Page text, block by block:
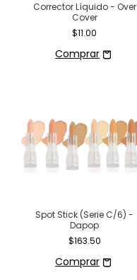
Corrector Líquido - Over
Cover
$11.00
Spot Stick (Serie C/6) -
Dapop
$163.50